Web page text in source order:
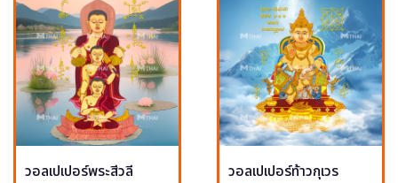
วอลเปเปอร์พระสีวลี วอลเปเปอร์ท้าวกุเวร